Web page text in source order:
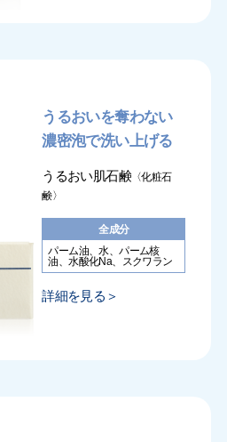
うるおいを奪わない
濃密泡で洗い上げる
うるおい肌石鹸 〈化粧石
鹸〉
全成分
パーム油、水、パーム核
油、水酸化Na、スクワラン
詳細を見る＞